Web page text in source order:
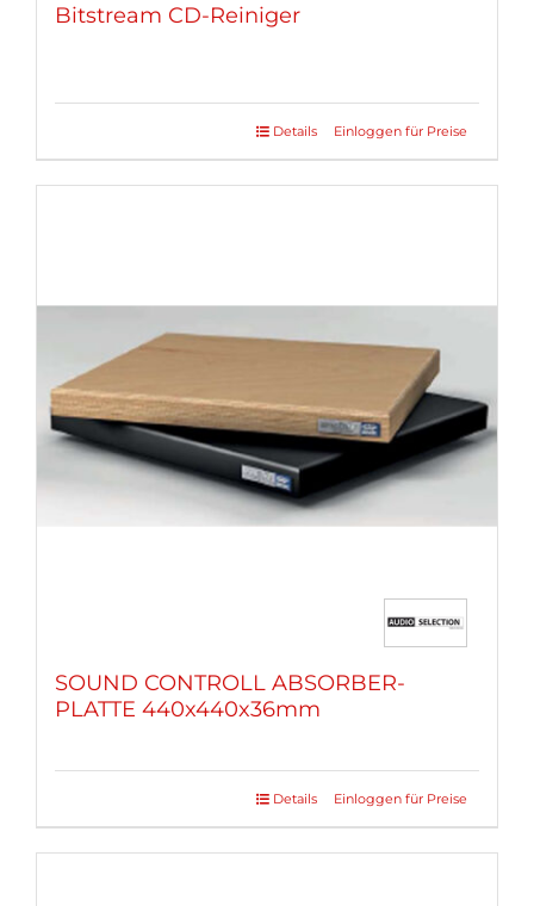
Bitstream CD-Reiniger
Produkt
Optionen
können
auf
der
Produktseite
Einloggen für Preise
Details
SOUND CONTROLL ABSORBER-
PLATTE 440x440x36mm
Produkt
Einloggen für Preise
Details